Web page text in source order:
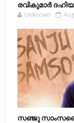
രവികുമാര്‍
Unknown
സഞ്ജു സാംസണെ